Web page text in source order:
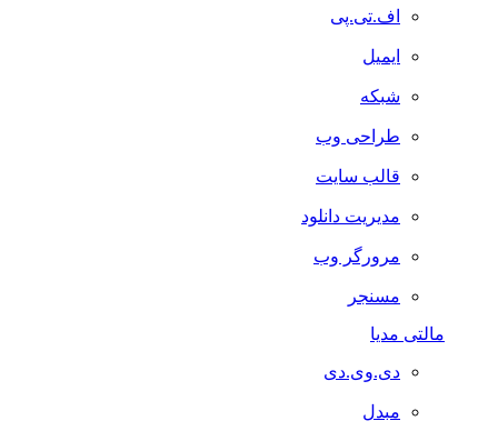
اف.تی.پی
ایمیل
شبکه
طراحی وب
قالب سایت
مدیریت دانلود
مرورگر وب
مسنجر
مالتی مدیا
دی.وی.دی
مبدل